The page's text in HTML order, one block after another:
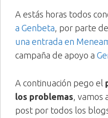
A estás horas todos
a Genbeta , por parte
una entrada en
campaña de apoyo a
A continuación pego el
los problemas ,
post por todos los